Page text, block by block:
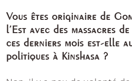
Vous êtes originaire de
l’Est avec des massacres
ces derniers mois est-elle
politiques à Kinshasa ?